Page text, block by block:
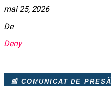
mai 25, 2026
De
Deny
📰 COMUNICAT DE PRESĂ